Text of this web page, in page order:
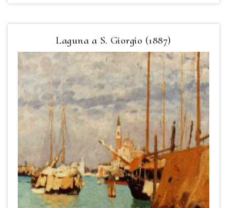
Laguna a S. Giorgio (1887)